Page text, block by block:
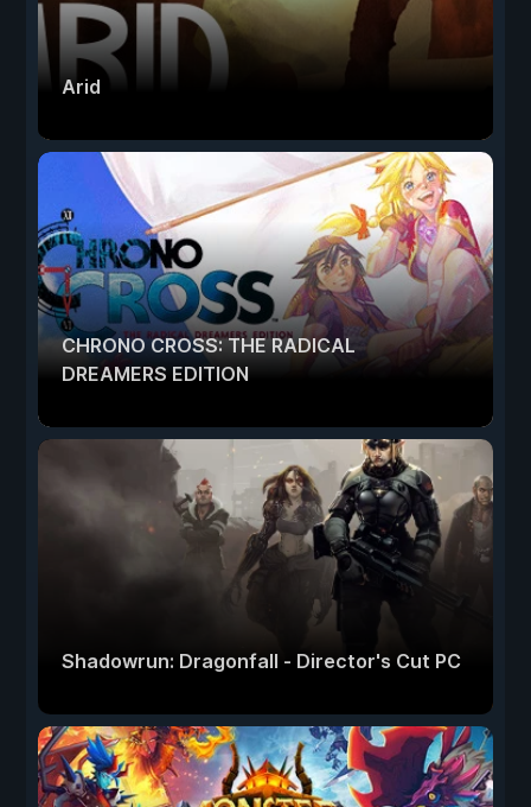
Arid
CHRONO CROSS: THE RADICAL
DREAMERS EDITION
Shadowrun: Dragonfall - Director's Cut PC